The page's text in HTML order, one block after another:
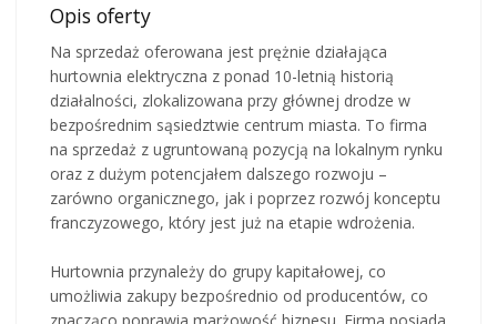
Opis oferty
Na sprzedaż oferowana jest prężnie działająca
hurtownia elektryczna z ponad 10-letnią historią
działalności, zlokalizowana przy głównej drodze w
bezpośrednim sąsiedztwie centrum miasta. To firma
na sprzedaż z ugruntowaną pozycją na lokalnym rynku
oraz z dużym potencjałem dalszego rozwoju –
zarówno organicznego, jak i poprzez rozwój konceptu
franczyzowego, który jest już na etapie wdrożenia.
Hurtownia przynależy do grupy kapitałowej, co
umożliwia zakupy bezpośrednio od producentów, co